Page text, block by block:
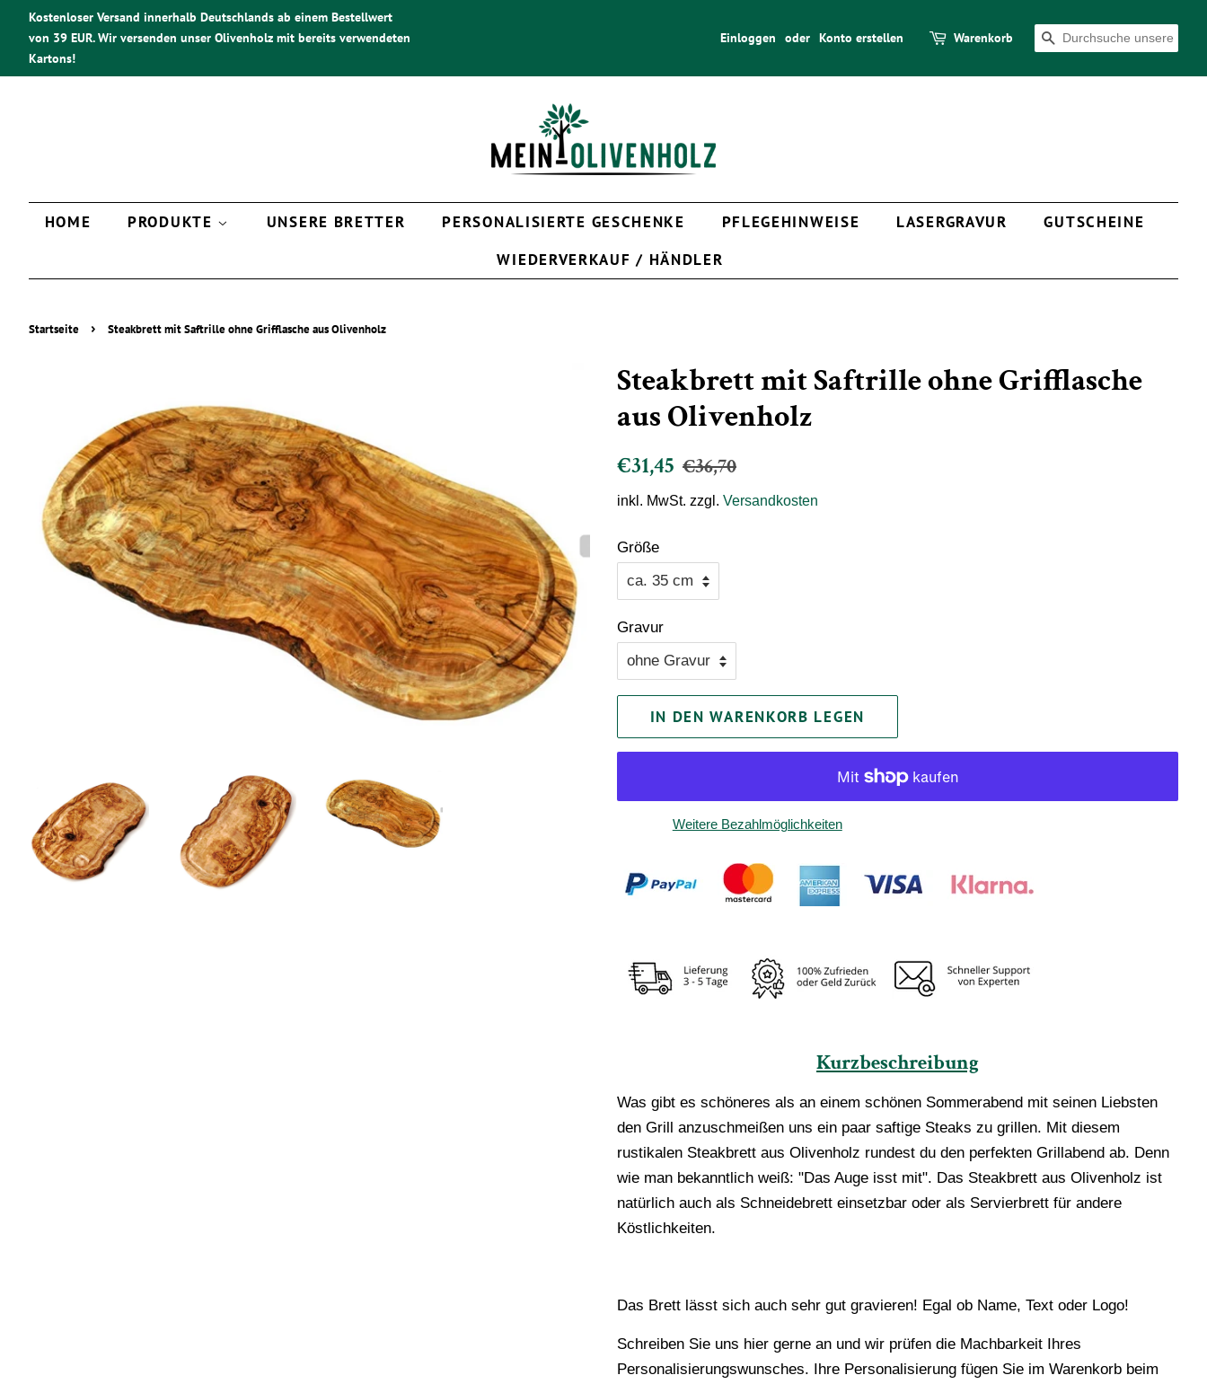
Kostenloser Versand innerhalb Deutschlands ab einem Bestellwert
von 39 EUR. Wir versenden unser Olivenholz mit bereits verwendeten
Kartons!
Einloggen oder Konto erstellen Warenkorb SUCHEN
HOME PRODUKTE UNSERE BRETTER PERSONALISIERTE GESCHENKE PFLEGEHINWEISE LASERGRAVUR
GUTSCHEINE
WIEDERVERKAUF / HÄNDLER
Startseite › Steakbrett mit Saftrille ohne Grifflasche aus Olivenholz
Steakbrett mit Saftrille ohne Grifflasche
aus Olivenholz
Normaler
€31,45 Sonderpreis
€36,70
inkl. MwSt. zzgl. Versandkosten
Größe
Gravur
IN DEN WARENKORB LEGEN
Weitere Bezahlmöglichkeiten
Kurzbeschreibung
Was gibt es schöneres als an einem schönen Sommerabend mit seinen Liebsten
den Grill anzuschmeißen uns ein paar saftige Steaks zu grillen. Mit diesem
rustikalen Steakbrett aus Olivenholz rundest du den perfekten Grillabend ab. Denn
wie man bekanntlich weiß: "Das Auge isst mit". Das Steakbrett aus Olivenholz ist
natürlich auch als Schneidebrett einsetzbar oder als Servierbrett für andere
Köstlichkeiten.
Das Brett lässt sich auch sehr gut gravieren! Egal ob Name, Text oder Logo!
Schreiben Sie uns hier gerne an und wir prüfen die Machbarkeit Ihres
Personalisierungswunsches. Ihre Personalisierung fügen Sie im Warenkorb beim